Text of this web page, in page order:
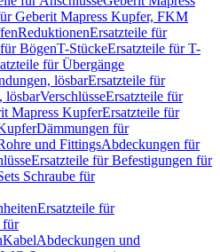
Geberit Mapress Kupfer, FKM
ReduktionenErsatzteile für
BögenT-StückeErsatzteile für T-
für Übergänge
lösbarErsatzteile für
lösbarVerschlüsseErsatzteile für
Mapress KupferErsatzteile für
Dämmungen für
und FittingsAbdeckungen für
Ersatzteile für Befestigungen für
Schraube für
Ersatzteile für
für
KabelAbdeckungen und